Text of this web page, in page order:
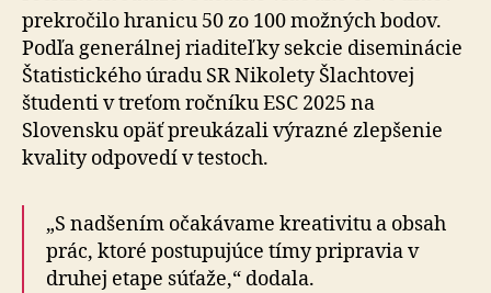
prekročilo hranicu 50 zo 100 možných bodov.
Podľa generálnej riaditeľky sekcie diseminácie
Štatistického úradu SR Nikolety Šlachtovej
študenti v treťom ročníku ESC 2025 na
Slovensku opäť preukázali výrazné zlepšenie
kvality odpovedí v testoch.
„S nadšením očakávame kreativitu a obsah
prác, ktoré postupujúce tímy pripravia v
druhej etape súťaže,“ dodala.